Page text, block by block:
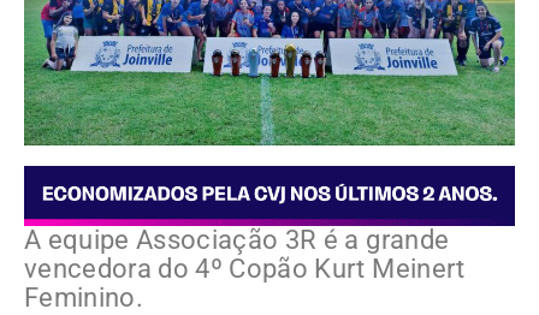
A equipe Associação 3R é a grande
vencedora do 4º Copão Kurt Meinert
Feminino.